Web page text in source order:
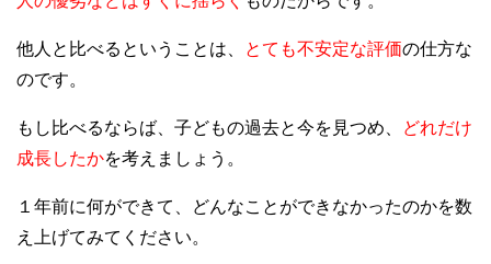
他人と比べるということは、 とても不安定な評価の仕方な
のです。
もし比べるならば、子どもの過去と今を見つめ、
どれだけ
成長したかを考えましょう。
１年前に何ができて、どんなことができなかったのかを数
え上げてみてください。